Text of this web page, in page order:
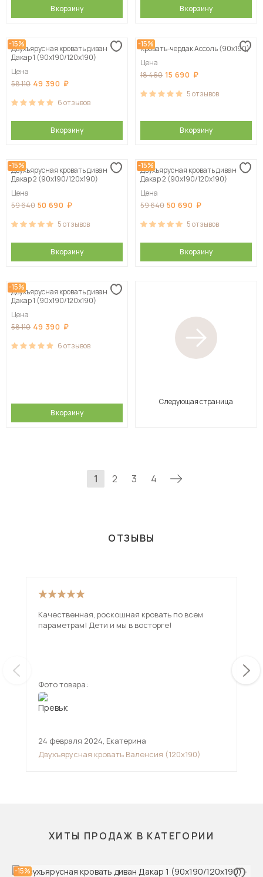
В корзину В корзину
-15%
Двухъярусная кровать диван
Дакар 1 (90х190/120х190)
Цена
58 110 49 390
6отзывов
В корзину
-15%
Кровать-чердак Ассоль (90х190)
Цена
18 460 15 690
5отзывов
В корзину
-15%
Двухъярусная кровать диван
Дакар 2 (90х190/120х190)
Цена
59 640 50 690
5отзывов
В корзину
-15%
Двухъярусная кровать диван
Дакар 2 (90х190/120х190)
Цена
59 640 50 690
5отзывов
В корзину
-15%
Двухъярусная кровать диван
Дакар 1 (90х190/120х190)
Цена
58 110 49 390
6отзывов
В корзину
Следующая страница
1 2 3 4
ОТЗЫВЫ
Качественная, роскошная кровать по всем
параметрам! Дети и мы в восторге!
Фото товара:
24 февраля 2024, Екатерина
Двухъярусная кровать Валенсия (120х190)
ХИТЫ ПРОДАЖ В КАТЕГОРИИ
-15%